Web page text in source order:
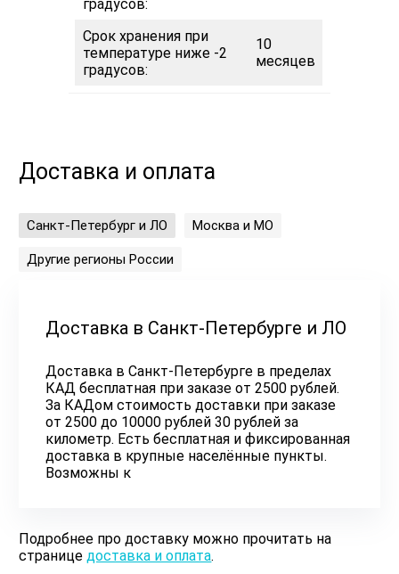
градусов:
Срок хранения при
температуре ниже -2
градусов:
10
месяцев
Доставка и оплата
Санкт-Петербург и ЛО Москва и МО
Другие регионы России
Доставка в Санкт-Петербурге и ЛО
Доставка в Санкт-Петербурге в пределах
КАД бесплатная при заказе от 2500 рублей.
За КАДом стоимость доставки при заказе
от 2500 до 10000 рублей 30 рублей за
километр. Есть бесплатная и фиксированная
доставка в крупные населённые пункты.
Возможны к
Подробнее про доставку можно прочитать на
страницедоставка и оплата.